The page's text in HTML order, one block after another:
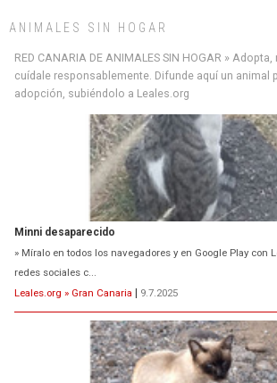
ANIMALES SIN HOGAR
RED CANARIA DE ANIMALES SIN HOGAR »
cuídale responsablemente. Difunde aquí un animal
adopción, subiéndolo a Leales.org
Minni desaparecido
» Míralo en todos los navegadores y en Google Play con
redes sociales c...
Leales.org » Gran Canaria | 9.7.2025